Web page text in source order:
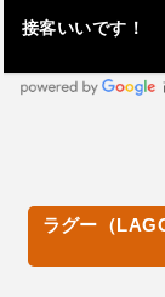
接客いいです！
ラグー（